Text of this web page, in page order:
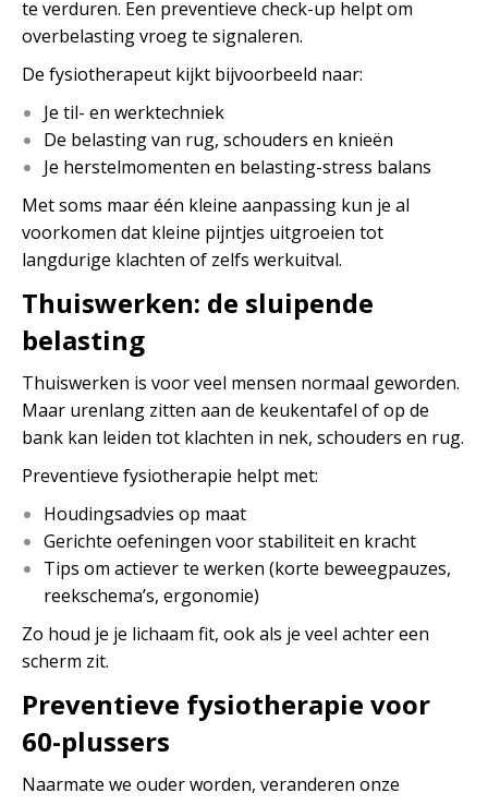
te verduren. Een preventieve check-up helpt om
overbelasting vroeg te signaleren.
De fysiotherapeut kijkt bijvoorbeeld naar:
Je til- en werktechniek
De belasting van rug, schouders en knieën
Je herstelmomenten en belasting-stress balans
Met soms maar één kleine aanpassing kun je al
voorkomen dat kleine pijntjes uitgroeien tot
langdurige klachten of zelfs werkuitval.
Thuiswerken: de sluipende
belasting
Thuiswerken is voor veel mensen normaal geworden.
Maar urenlang zitten aan de keukentafel of op de
bank kan leiden tot klachten in nek, schouders en rug.
Preventieve fysiotherapie helpt met:
Houdingsadvies op maat
Gerichte oefeningen voor stabiliteit en kracht
Tips om actiever te werken (korte beweegpauzes,
reekschema’s, ergonomie)
Zo houd je je lichaam fit, ook als je veel achter een
scherm zit.
Preventieve fysiotherapie voor
60-plussers
Naarmate we ouder worden, veranderen onze